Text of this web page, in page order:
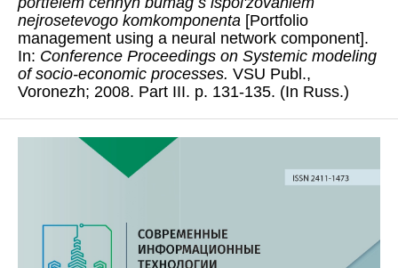
nejrosetevogo komkomponenta [Portfolio
management using a neural network component].
In: Conference Proceedings on Systemic modeling
of socio-economic processes. VSU Publ.,
Voronezh; 2008. Part III. p. 131-135. (In Russ.)